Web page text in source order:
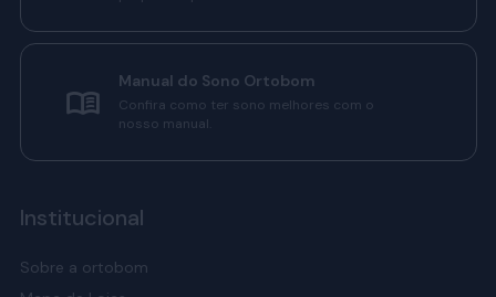
Manual do Sono Ortobom
Confira como ter sono melhores com o
nosso manual.
Institucional
Sobre a ortobom